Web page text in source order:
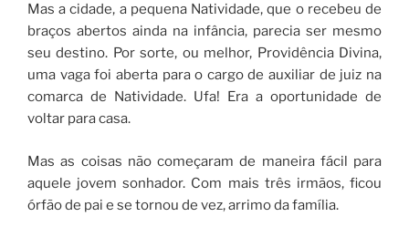
Mas a cidade, a pequena Natividade, que o recebeu de
braços abertos ainda na infância, parecia ser mesmo
seu destino. Por sorte, ou melhor, Providência Divina,
uma vaga foi aberta para o cargo de auxiliar de juiz na
comarca de Natividade. Ufa! Era a oportunidade de
voltar para casa.
Mas as coisas não começaram de maneira fácil para
aquele jovem sonhador. Com mais três irmãos, ficou
órfão de pai e se tornou de vez, arrimo da família.